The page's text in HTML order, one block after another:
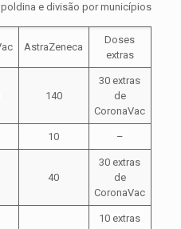
e divisão por municípios
AstraZeneca
Doses
extras
140
30 extras
de
CoronaVac
10 –
40
30 extras
de
CoronaVac
10 extras